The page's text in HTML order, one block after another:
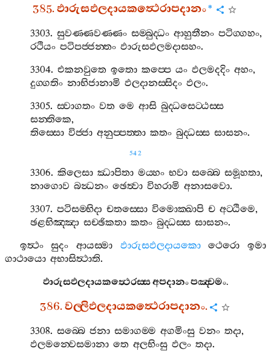
385.ඵාරුසඵලදායකත්‍ථෙරාපදානං*
3303.සුවණ‍්ණවණ‍්ණං සම‍්බුද‍්ධං ආහුතීනං පටිග‍්ගහං,
රථියං පටිපජ‍්ජන‍්තං ඵාරුසඵලමදාසහං.
3304.එකනවුතෙ ඉතො කප‍්පෙ යං ඵලමදදිං අහං,
දුග‍්ගතිං නාභිජානාමි ඵලදානස‍්සිදං ඵලං.
3305.ස‍්වාගතං වත මෙ ආසි බුද‍්ධසෙට‍්ඨස‍්ස
සන‍්තිකෙ,
තිස‍්සො විජ‍්ජා අනුප‍්පත‍්තා කතං බුද‍්ධස‍්ස සාසනං.
542
3306.කිලෙසා ඣාපිතා මය‍්හං භවා සබ‍්බෙ සමූහතා,
නාගොව බන්‍ධනං ඡෙත්‍වා විහරාමි අනාසවො.
3307.පටිසම‍්භිදා චතස‍්සො විමොක‍්ඛාපි ච අට‍්ඨිමෙ,
ඡළභිඤ‍්ඤා සච‍්ඡිකතා කතං බුද‍්ධස‍්ස සාසනං.
ඉත්‍ථං
සුදං ආයස‍්මා ඵාරුසඵලදායකො ථෙරො
ඉමා
ගාථායො අභාසිත්‍ථාති.
ඵාරුසඵලදායකත්‍ථෙරස‍්සඅපදානංපඤ‍්චමං.
386.වල‍්ලිඵලදායකත්‍ථෙරාපදානං.
3308.සබ‍්බෙ ජනා සමාගම‍්ම අගමිංසු වනං තදා,
ඵලමන‍්වෙසමානා තෙ අලභිංසු ඵලං තදා.